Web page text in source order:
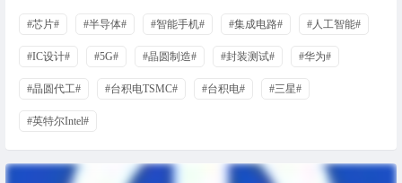
#芯片# #半导体# #智能手机# #集成电路# #人工智能#
#IC设计# #5G# #晶圆制造# #封装测试# #华为#
#晶圆代工# #台积电TSMC# #台积电# #三星#
#英特尔Intel#